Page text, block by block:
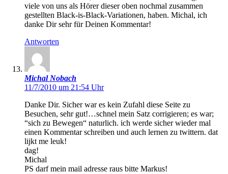
viele von uns als Hörer dieser oben nochmal zusammen
gestellten Black-is-Black-Variationen, haben. Michal, ich
danke Dir sehr für Deinen Kommentar!
Antworten
Michal Nobach
11/7/2010 um 21:54 Uhr
Danke Dir. Sicher war es kein Zufahl diese Seite zu
Besuchen, sehr gut!…schnel mein Satz corrigieren; es war;
“sich zu Bewegen“ naturlich. ich werde sicher wieder mal
einen Kommentar schreiben und auch lernen zu twittern. dat
lijkt me leuk!
dag!
Michal
PS darf mein mail adresse raus bitte Markus!